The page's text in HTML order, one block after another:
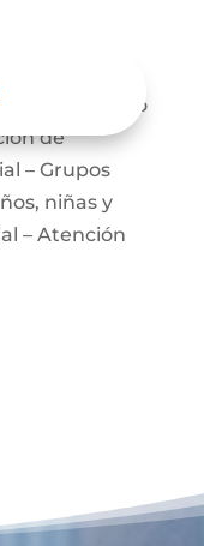
Servicio
de
– Grupos
niñas y
– Atención